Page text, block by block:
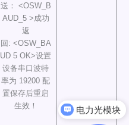
送： <OSW_B
AUD_5 >成功
返
回: <OSW_BA
UD 5 OK>设置
设备串口波特
率为 19200 配
置保存后重启
生效！
电力光模块